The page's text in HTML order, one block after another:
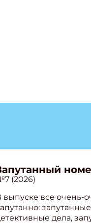
(2026)
выпуске все очень-
запутанные
дела,